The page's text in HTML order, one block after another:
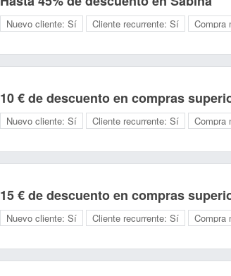
Nuevo cliente: Sí Cliente recurrente: Sí Compra
10 € de descuento en compras
Nuevo cliente: Sí Cliente recurrente: Sí Compra
15 € de descuento en compras
Nuevo cliente: Sí Cliente recurrente: Sí Compra